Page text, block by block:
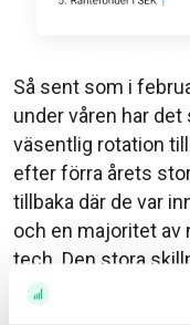
Så sent som i
under våren har
väsentlig rotation
efter förra årets
tillbaka där de var
och en majoritet av
tech. Den stora
tillväxtmarknader